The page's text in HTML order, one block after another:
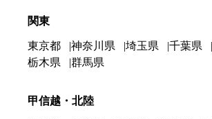
関東
東京都 神奈川県 埼玉県 千葉県
栃木県
群馬県
甲信越・北陸